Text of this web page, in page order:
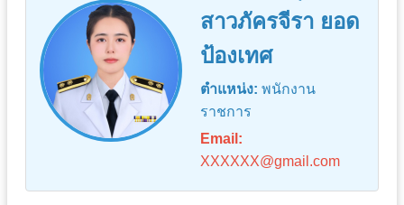
สาวภัครจีรา ยอด
ป้องเทศ
ตำแหน่ง: พนักงาน
ราชการ
Email:
XXXXXX@gmail.com